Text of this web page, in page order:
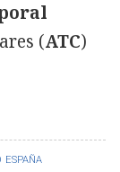
ESPAÑA
(ATC)